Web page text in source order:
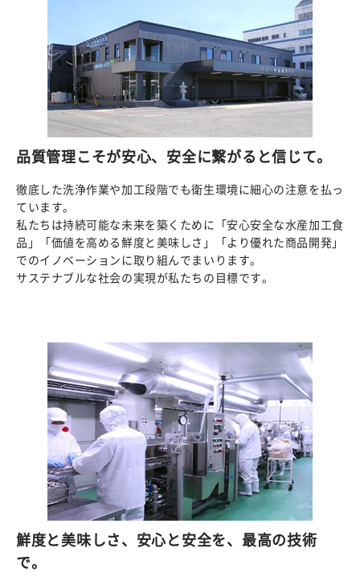
品質管理こそが安心、安全に繋がると信じて。
徹底した洗浄作業や加工段階でも衛生環境に細心の注意を払っ
ています。
私たちは持続可能な未来を築くために「安心安全な水産加工食
品」「価値を高める鮮度と美味しさ」「より優れた商品開発」
でのイノベーションに取り組んでまいります。
サステナブルな社会の実現が私たちの目標です。
鮮度と美味しさ、安心と安全を、最高の技術
で。